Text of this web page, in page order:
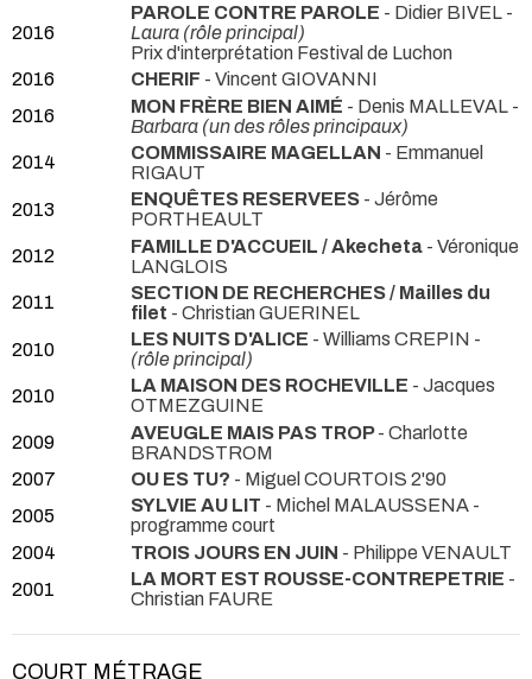
2016
PAROLE CONTRE PAROLE - Didier BIVEL -
Laura (rôle principal)
Prix d'interprétation Festival de Luchon
2016
CHERIF - Vincent GIOVANNI
2016
MON FRÈRE BIEN AIMÉ - Denis MALLEVAL -
Barbara (un des rôles principaux)
2014
COMMISSAIRE MAGELLAN - Emmanuel
RIGAUT
2013
ENQUÊTES RESERVEES - Jérôme
PORTHEAULT
2012
FAMILLE D'ACCUEIL / Akecheta - Véronique
LANGLOIS
2011
SECTION DE RECHERCHES / Mailles du
filet - Christian GUERINEL
2010
LES NUITS D'ALICE - Williams CREPIN -
(rôle principal)
2010
LA MAISON DES ROCHEVILLE - Jacques
OTMEZGUINE
2009
AVEUGLE MAIS PAS TROP- Charlotte
BRANDSTROM
2007
OU ES TU? - Miguel COURTOIS 2'90
2005
SYLVIE AU LIT - Michel MALAUSSENA -
programme court
2004
TROIS JOURS EN JUIN - Philippe VENAULT
2001
LA MORT EST ROUSSE-CONTREPETRIE -
Christian FAURE
COURT MÉTRAGE